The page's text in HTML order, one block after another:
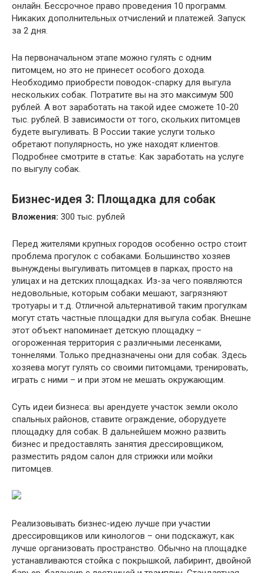
онлайн. Бессрочное право проведения 10 программ.
Никаких дополнительных отчислений и платежей. Запуск
за 2 дня.
На первоначальном этапе можно гулять с одним
питомцем, но это не принесет особого дохода.
Необходимо приобрести поводок-спарку для выгула
нескольких собак. Потратите вы на это максимум 500
рублей. А вот заработать на такой идее сможете 10-20
тыс. рублей. В зависимости от того, скольких питомцев
будете выгуливать. В России такие услуги только
обретают популярность, но уже находят клиентов.
Подробнее смотрите в статье: Как заработать на услуге
по выгулу собак.
Бизнес-идея 3: Площадка для собак
Вложения: 300 тыс. рублей
Перед жителями крупных городов особенно остро стоит
проблема прогулок с собаками. Большинство хозяев
вынуждены выгуливать питомцев в парках, просто на
улицах и на детских площадках. Из-за чего появляются
недовольные, которым собаки мешают, загрязняют
тротуары и т.д. Отличной альтернативой таким прогулкам
могут стать частные площадки для выгула собак. Внешне
этот объект напоминает детскую площадку –
огороженная территория с различными лесенками,
тоннелями. Только предназначены они для собак. Здесь
хозяева могут гулять со своими питомцами, тренировать,
играть с ними – и при этом не мешать окружающим.
Суть идеи бизнеса: вы арендуете участок земли около
спальных районов, ставите ограждение, оборудуете
площадку для собак. В дальнейшем можно развить
бизнес и предоставлять занятия дрессировщиком,
разместить рядом салон для стрижки или мойки
питомцев.
Реализовывать бизнес-идею лучше при участии
дрессировщиков или кинологов – они подскажут, как
лучше организовать пространство. Обычно на площадке
устанавливаются стойка с покрышкой, лабиринт, двойной